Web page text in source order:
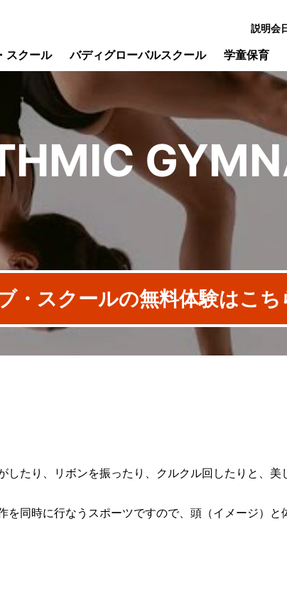
説明会
スクール バディグローバルスクール 学童保育
・スクールの無料体験はこち
たり、リボンを振ったり、クルクル回したりと、
を同時に行なうスポーツですので、頭（イメージ）